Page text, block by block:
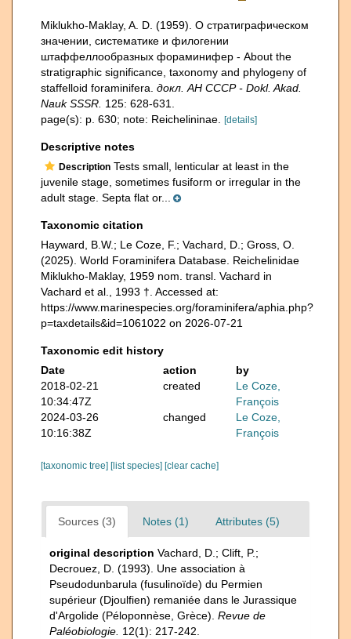
Miklukho-Maklay, A. D. (1959). О стратиграфическом
значении, систематике и филогении
штаффеллообразных фораминифер - About the
stratigraphic significance, taxonomy and phylogeny of
staffelloid foraminifera. докл. АН СССР - Dokl. Akad.
Nauk SSSR. 125: 628-631.
page(s): p. 630; note: Reichelininae. [details]
Descriptive notes
Description Tests small, lenticular at least in the
juvenile stage, sometimes fusiform or irregular in the
adult stage. Septa flat or...
Taxonomic citation
Hayward, B.W.; Le Coze, F.; Vachard, D.; Gross, O.
(2025). World Foraminifera Database. Reichelinidae
Miklukho-Maklay, 1959 nom. transl. Vachard in
Vachard et al., 1993 †. Accessed at:
https://www.marinespecies.org/foraminifera/aphia.php?
p=taxdetails&id=1061022 on 2026-07-21
Taxonomic edit history
Date
action
by
2018-02-21
10:34:47Z
created
Le Coze,
François
2024-03-26
10:16:38Z
changed
Le Coze,
François
[taxonomic tree] [list species] [clear cache]
Sources (3) Notes (1) Attributes (5)
original description Vachard, D.; Clift, P.;
Decrouez, D. (1993). Une association à
Pseudodunbarula (fusulinoïde) du Permien
supérieur (Djoulfien) remaniée dans le Jurassique
d'Argolide (Péloponnèse, Grèce). Revue de
Paléobiologie. 12(1): 217-242.